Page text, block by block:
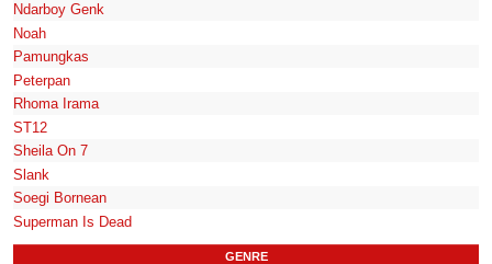
Ndarboy Genk
Noah
Pamungkas
Peterpan
Rhoma Irama
ST12
Sheila On 7
Slank
Soegi Bornean
Superman Is Dead
GENRE